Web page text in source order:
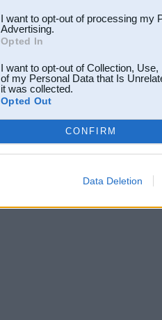
I want to opt-out of processing my
Advertising.
Opted In
I want to opt-out of Collection,
of my Personal Data that Is
it was collected.
Opted Out
CONFIRM
Data Deletion